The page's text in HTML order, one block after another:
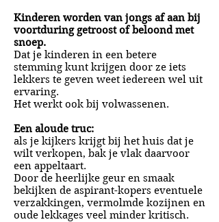
Kinderen worden van jongs af aan bij
voortduring getroost of beloond met
snoep.
Dat je kinderen in een betere
stemming kunt krijgen door ze iets
lekkers te geven weet iedereen wel uit
ervaring.
Het werkt ook bij volwassenen.
Een aloude truc:
als je kijkers krijgt bij het huis dat je
wilt verkopen, bak je vlak daarvoor
een appeltaart.
Door de heerlijke geur en smaak
bekijken de aspirant-kopers eventuele
verzakkingen, vermolmde kozijnen en
oude lekkages veel minder kritisch.